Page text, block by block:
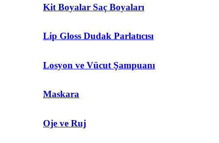
Kit Boyalar Saç Boyaları
Lip Gloss Dudak Parlatıcısı
Losyon ve Vücut Şampuanı
Maskara
Oje ve Ruj